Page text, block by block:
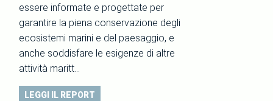
essere informate e progettate per
garantire la piena conservazione degli
ecosistemi marini e del paesaggio, e
anche soddisfare le esigenze di altre
attività maritt…
LEGGI IL REPORT